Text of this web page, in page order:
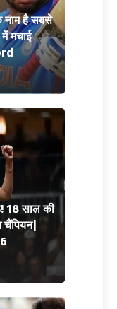
नाम है सबसे
मचाई
18 साल की
चैंपियन|